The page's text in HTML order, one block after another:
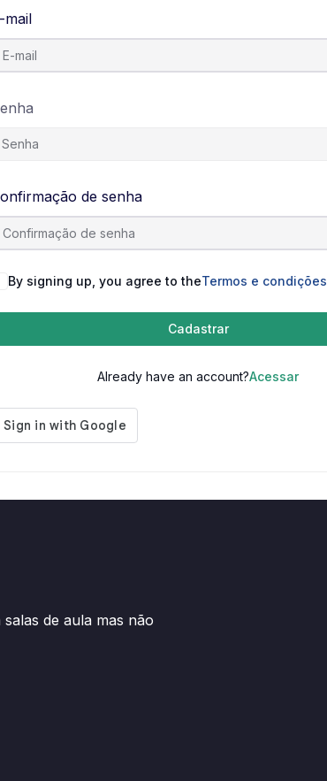
mail
de senha
By signing up, you agree to theTermos e condições
Cadastrar
Already have an account?Acessar
de aula mas não